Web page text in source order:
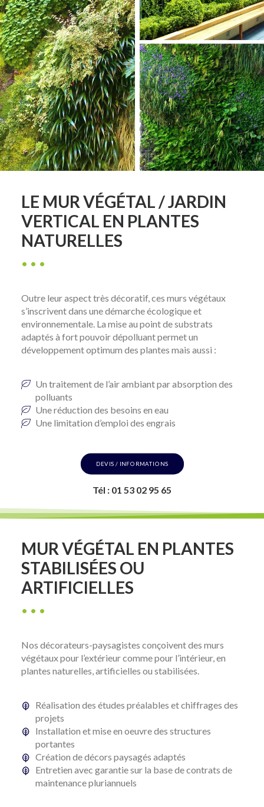
LE MUR VÉGÉTAL / JARDIN
VERTICAL EN PLANTES
NATURELLES
Outre leur aspect très décoratif, ces murs végétaux
s’inscrivent dans une démarche écologique et
environnementale. La mise au point de substrats
adaptés à fort pouvoir dépolluant permet un
développement optimum des plantes mais aussi :
Un traitement de l’air ambiant par absorption des
polluants
Une réduction des besoins en eau
Une limitation d’emploi des engrais
DEVIS / INFORMATIONS
Tél : 01 53 02 95 65
MUR VÉGÉTAL EN PLANTES
STABILISÉES OU
ARTIFICIELLES
Nos décorateurs-paysagistes conçoivent des murs
végétaux pour l’extérieur comme pour l’intérieur, en
plantes naturelles, artificielles ou stabilisées.
Réalisation des études préalables et chiffrages des
projets
Installation et mise en oeuvre des structures
portantes
Création de décors paysagés adaptés
Entretien avec garantie sur la base de contrats de
maintenance pluriannuels